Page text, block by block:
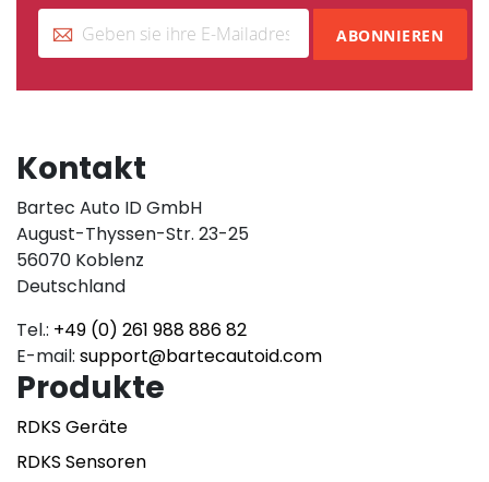
ABONNIEREN
Kontakt
Bartec Auto ID GmbH
August-Thyssen-Str. 23-25
56070 Koblenz
Deutschland
Tel.: +49 (0) 261 988 886 82
E-mail: support@bartecautoid.com
Produkte
RDKS Geräte
RDKS Sensoren